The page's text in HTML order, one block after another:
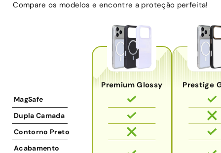
Compare os modelos e encontre a proteção perfeita!
Premium Glossy Prestige
MagSafe
Dupla Camada
Contorno Preto
Acabamento